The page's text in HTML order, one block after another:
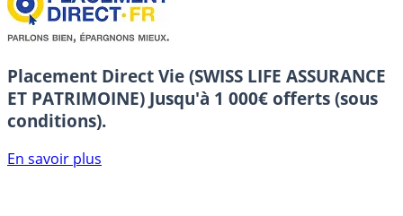
Placement Direct Vie (SWISS LIFE ASSURANCE
ET PATRIMOINE) Jusqu'à 1 000€ offerts (sous
conditions).
En savoir plus